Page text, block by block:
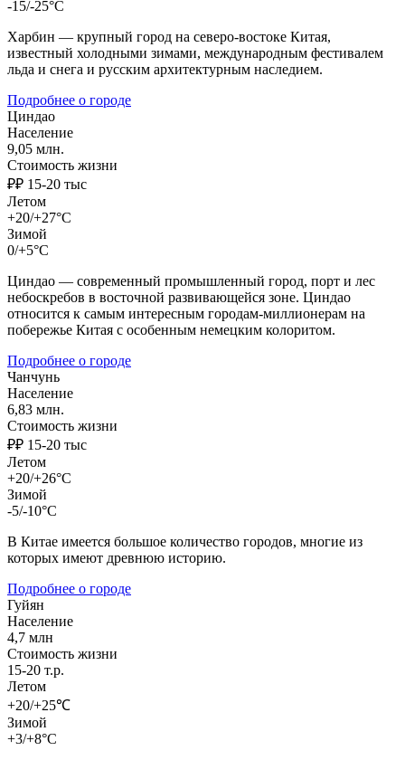
-15/-25°C
Харбин — крупный город на северо-востоке Китая,
известный холодными зимами, международным фестивалем
льда и снега и русским архитектурным наследием.
Подробнее о городе
Циндао
Население
9,05 млн.
Стоимость жизни
₽₽ 15-20 тыс
Летом
+20/+27°C
Зимой
0/+5°C
Циндао — современный промышленный город, порт и лес
небоскребов в восточной развивающейся зоне. Циндао
относится к самым интересным городам-миллионерам на
побережье Китая с особенным немецким колоритом.
Подробнее о городе
Чанчунь
Население
6,83 млн.
Стоимость жизни
₽₽ 15-20 тыс
Летом
+20/+26°C
Зимой
-5/-10°C
В Китае имеется большое количество городов, многие из
которых имеют древнюю историю.
Подробнее о городе
Гуйян
Население
4,7 млн
Стоимость жизни
15-20 т.р.
Летом
+20/+25℃
Зимой
+3/+8°C